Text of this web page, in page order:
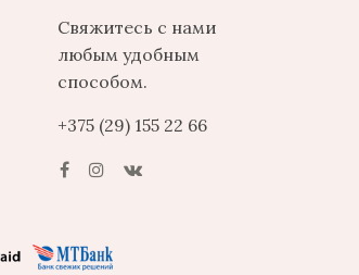
Свяжитесь с нами
любым удобным
способом.
+375 (29) 155 22 66